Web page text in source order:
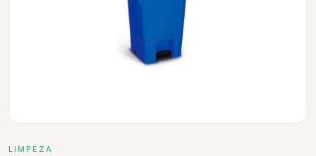
LIMPEZA